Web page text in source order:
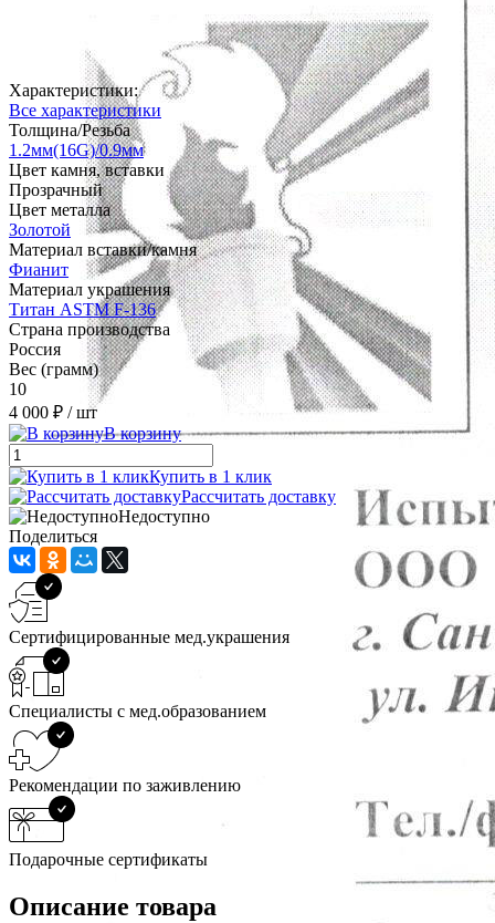
Характеристики:
Все характеристики
Толщина/Резьба
1.2мм(16G)/0.9мм
Цвет камня, вставки
Прозрачный
Цвет металла
Золотой
Материал вставки/камня
Фианит
Материал украшения
Титан ASTM F-136
Страна производства
Россия
Вес (грамм)
10
4 000 ₽ / шт
В корзину
Купить в 1 клик
Рассчитать доставку
Недоступно
Поделиться
Сертифицированные мед.украшения
Специалисты с мед.образованием
Рекомендации по заживлению
Подарочные сертификаты
Описание товара